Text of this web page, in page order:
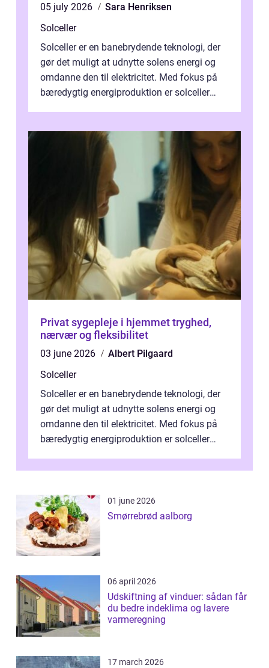
05 july 2026
Sara Henriksen
Solceller
Solceller er en banebrydende teknologi, der
gør det muligt at udnytte solens energi og
omdanne den til elektricitet. Med fokus på
bæredygtig energiproduktion er solceller
Privat sygepleje i hjemmet tryghed,
nærvær og fleksibilitet
03 june 2026
Albert Pilgaard
Solceller
Solceller er en banebrydende teknologi, der
gør det muligt at udnytte solens energi og
omdanne den til elektricitet. Med fokus på
bæredygtig energiproduktion er solceller
01 june 2026
Smørrebrød aalborg
06 april 2026
Udskiftning af vinduer: sådan får
du bedre indeklima og lavere
varmeregning
17 march 2026